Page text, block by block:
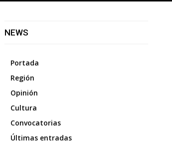
NEWS
Portada
Región
Opinión
Cultura
Convocatorias
Últimas entradas